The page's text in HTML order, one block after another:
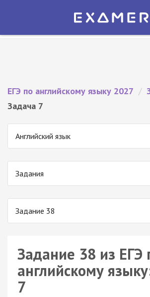
Экзамер — ЕГЭ 2027
ЕГЭ по английскому языку 2027 /
Задача 7
Английский язык
Задания
Задание 38
Задание 38 из ЕГЭ
английскому
7